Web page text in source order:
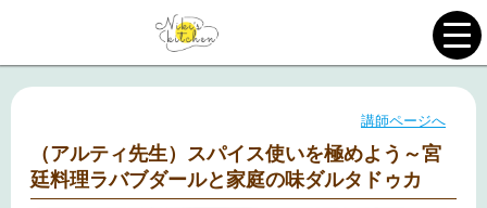
講師ページへ
（アルティ先生）スパイス使いを極めよう～宮
廷料理ラバブダールと家庭の味ダルタドゥカ